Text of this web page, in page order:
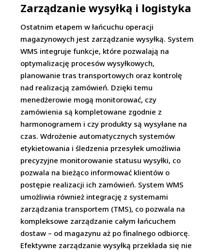
Zarządzanie wysyłką i logistyka
Ostatnim etapem w łańcuchu operacji
magazynowych jest zarządzanie wysyłką. System
WMS integruje funkcje, które pozwalają na
optymalizację procesów wysyłkowych,
planowanie tras transportowych oraz kontrolę
nad realizacją zamówień. Dzięki temu
menedżerowie mogą monitorować, czy
zamówienia są kompletowane zgodnie z
harmonogramem i czy produkty są wysyłane na
czas. Wdrożenie automatycznych systemów
etykietowania i śledzenia przesyłek umożliwia
precyzyjne monitorowanie statusu wysyłki, co
pozwala na bieżąco informować klientów o
postępie realizacji ich zamówień. System WMS
umożliwia również integrację z systemami
zarządzania transportem (TMS), co pozwala na
kompleksowe zarządzanie całym łańcuchem
dostaw – od magazynu aż po finalnego odbiorcę.
Efektywne zarządzanie wysyłką przekłada się nie